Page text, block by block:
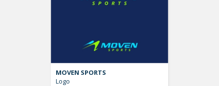
MOVEN SPORTS
Logo